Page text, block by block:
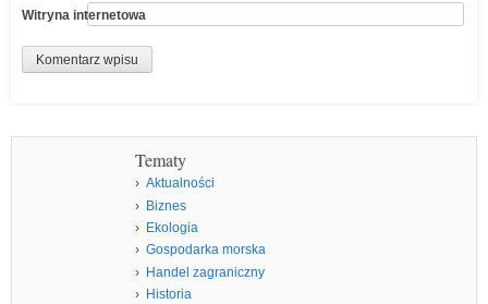
Witryna internetowa
Tematy
Aktualności
Biznes
Ekologia
Gospodarka morska
Handel zagraniczny
Historia